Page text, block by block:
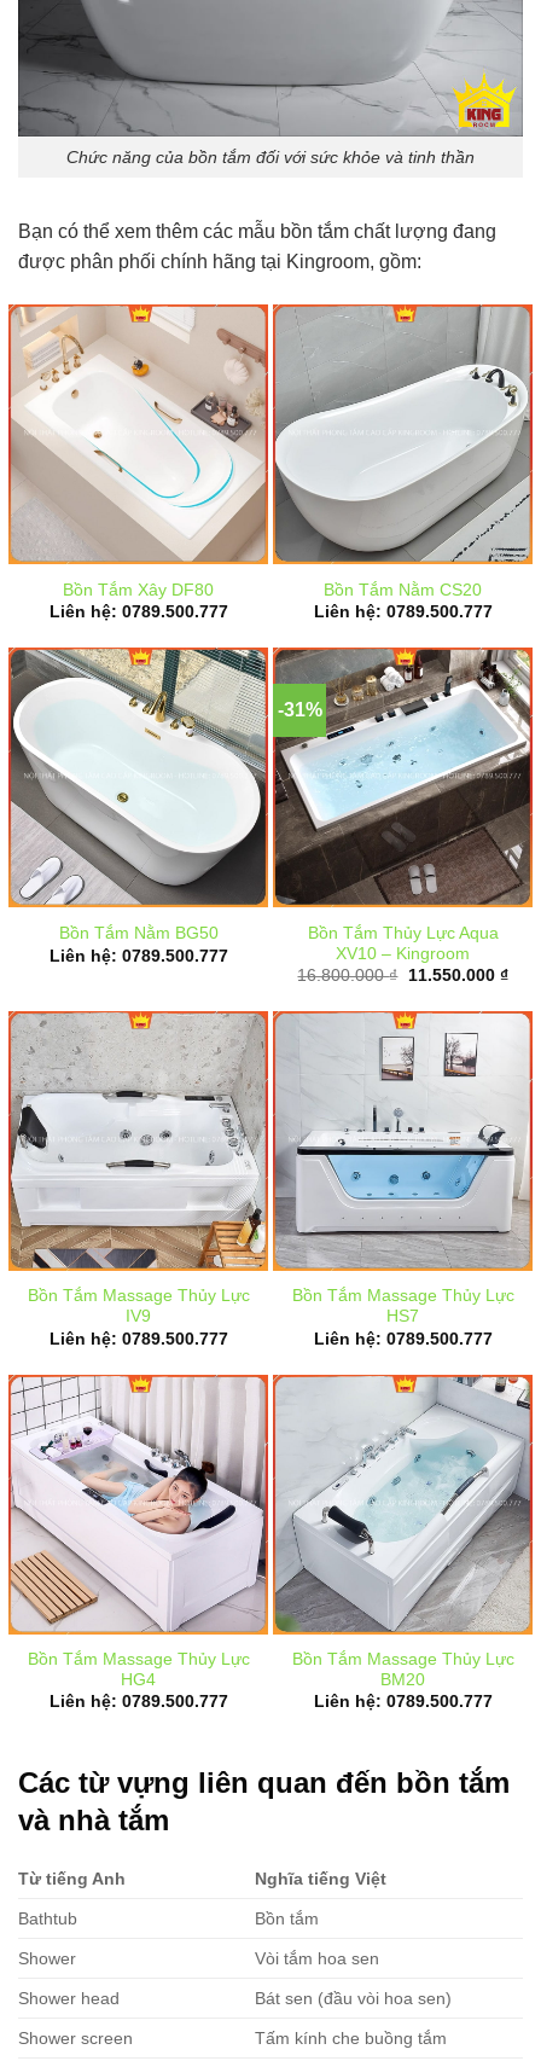
Chức năng của bồn tắm đối với sức khỏe và tinh thần
Bạn có thể xem thêm các mẫu bồn tắm chất lượng đang
được phân phối chính hãng tại Kingroom, gồm:
Bồn Tắm Xây DF80
Liên hệ: 0789.500.777
Bồn Tắm Nằm CS20
Liên hệ: 0789.500.777
Bồn Tắm Nằm BG50
Liên hệ: 0789.500.777
-31%
Bồn Tắm Thủy Lực Aqua
XV10 – Kingroom
16.800.000₫
Giá
16.800.000 ₫.
11.550.000 ₫Giá
là:
Bồn Tắm Massage Thủy Lực
IV9
Liên hệ: 0789.500.777
Bồn Tắm Massage Thủy Lực
HS7
Liên hệ: 0789.500.777
Bồn Tắm Massage Thủy Lực
HG4
Liên hệ: 0789.500.777
Bồn Tắm Massage Thủy Lực
BM20
Liên hệ: 0789.500.777
Các từ vựng liên quan đến bồn tắm
và nhà tắm
Từ tiếng Anh Nghĩa tiếng Việt
Bathtub Bồn tắm
Shower Vòi tắm hoa sen
Shower head Bát sen (đầu vòi hoa sen)
Shower screen Tấm kính che buồng tắm